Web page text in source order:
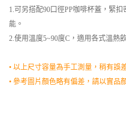
1.可另搭配90口徑PP咖啡杯蓋，緊
能。
2.使用溫度5~90度C，適用各式溫熱
• 以上尺寸容量為手工測量，稍有誤
• 參考圖片顏色略有偏差，請以實品